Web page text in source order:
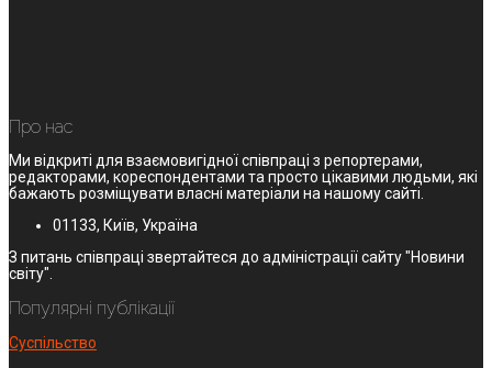
Про нас
Ми відкриті для взаємовигідної співпраці з репортерами,
редакторами, кореспондентами та просто цікавими людьми, які
бажають розміщувати власні матеріали на нашому сайті.
01133, Київ, Україна
З питань співпраці звертайтеся до адміністрації сайту "Новини
світу".
Популярні публікації
Суспільство